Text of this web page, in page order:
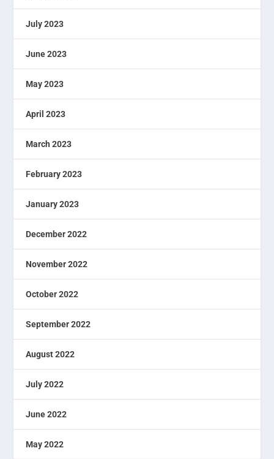
July 2023
June 2023
May 2023
April 2023
March 2023
February 2023
January 2023
December 2022
November 2022
October 2022
September 2022
August 2022
July 2022
June 2022
May 2022